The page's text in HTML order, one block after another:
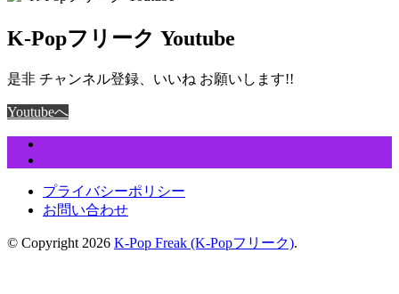
K-Popフリーク Youtube
是非 チャンネル登録、いいね お願いします!!
Youtubeへ
プライバシーポリシー
お問い合わせ
© Copyright 2026 K-Pop Freak (K-Popフリーク).